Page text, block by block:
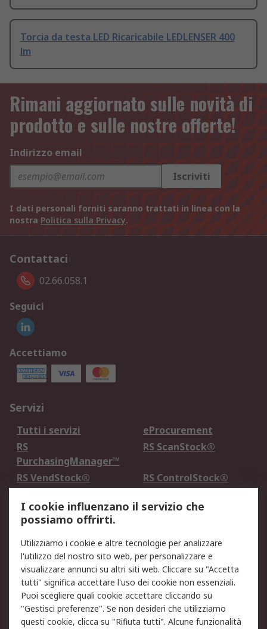
Torcia da testa LED Ricaricabile LEDLENSER 400
lm
Rimani aggiornato sulle novità di
prodotto e sulle nostre offerte!
Indirizzo email
Iscriviti
I dati personali forniti saranno trattati in linea con la
nostra Politica sulla Privacy.
Contattaci
02.66.058.1
Seguici
Accettiamo
Servizi
Tutti i servizi
eProcurement
RS
PurchasingManager™
RS ScanStock®
RS VendStock®
RS ControlStock®
Legale
Informativa Cookie
Informativa Privacy -
Aggiornata
Email Security
Termini d'uso
Condizioni di vendita
Condizioni generali di
servizio
Etica e responsabilità
I cookie influenzano il servizio che
possiamo offrirti.
Utilizziamo i cookie e altre tecnologie per analizzare
l'utilizzo del nostro sito web, per personalizzare e
visualizzare annunci su altri siti web. Cliccare su "Accetta
tutti" significa accettare l'uso dei cookie non essenziali.
Puoi scegliere quali cookie accettare cliccando su
"Gestisci preferenze". Se non desideri che utilizziamo
questi cookie, clicca su "Rifiuta tutti". Alcune funzionalità